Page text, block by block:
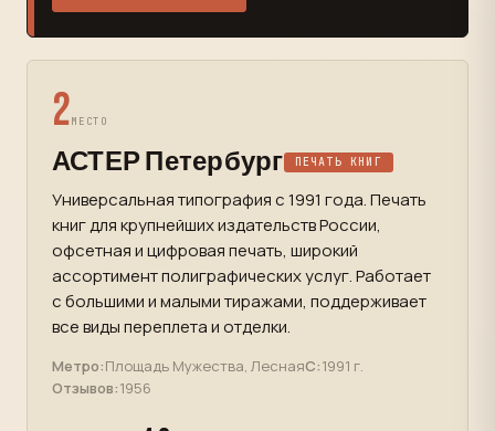
2МЕСТО
АСТЕР Петербург ПЕЧАТЬ КНИГ
Универсальная типография с 1991 года. Печать
книг для крупнейших издательств России,
офсетная и цифровая печать, широкий
ассортимент полиграфических услуг. Работает
с большими и малыми тиражами, поддерживает
все виды переплета и отделки.
Метро:Площадь Мужества, ЛеснаяС:1991 г.
Отзывов:1956